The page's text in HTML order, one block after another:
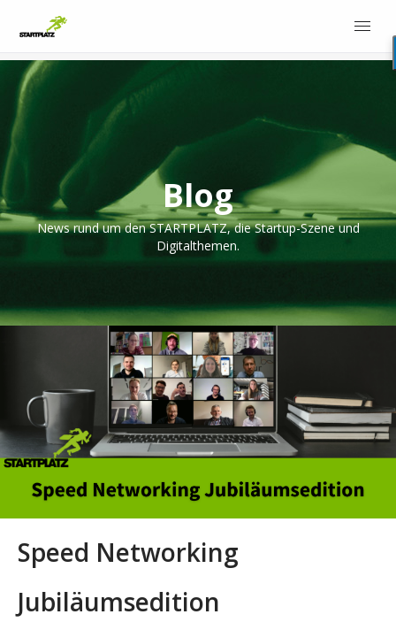
Blog
News rund um den STARTPLATZ, die Startup-Szene und
Digitalthemen.
Speed Networking
Jubiläumsedition